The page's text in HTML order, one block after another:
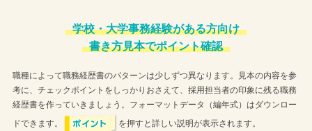
学校・大学事務経験がある方向け
書き方見本でポイント確認
職種によって職務経歴書のパターンは少しずつ異なります。見本の内容を参
考に、チェックポイントをしっかりおさえて、採用担当者の印象に残る職務
経歴書を作っていきましょう。フォーマットデータ（編年式）はダウンロー
ドできます。
を押すと詳しい説明が表示されます。